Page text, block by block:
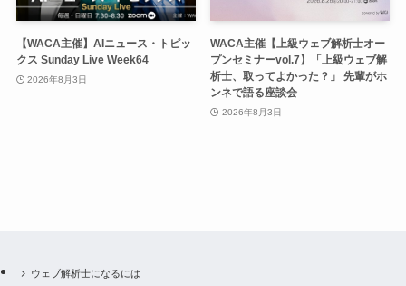
【WACA主催】AIニュース・トピッ
クス Sunday Live Week64
2026年8月3日
WACA主催【上級ウェブ解析士オー
プンセミナーvol.7】「上級ウェブ解
析士、取ってよかった？」 先輩がホ
ンネで語る座談会
2026年8月3日
ウェブ解析士になるには